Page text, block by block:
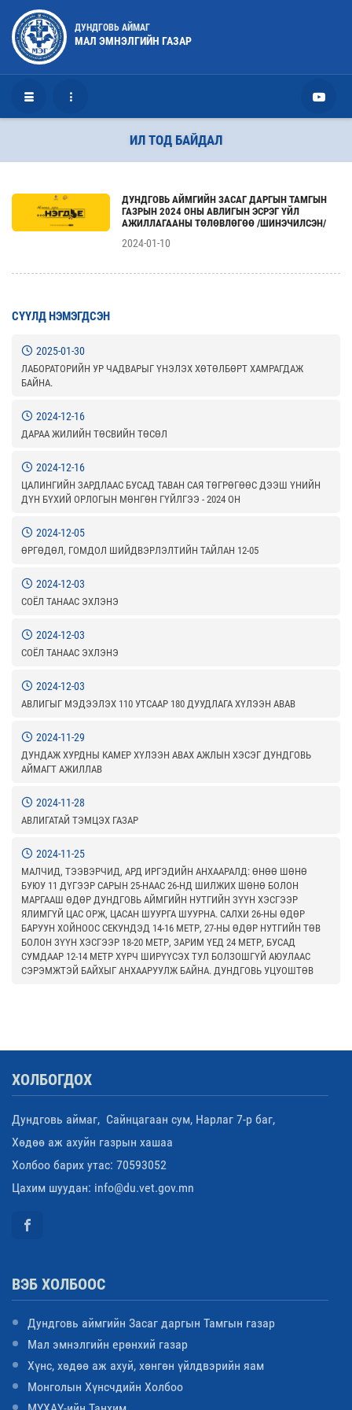
ДУНДГОВЬ АЙМАГ
МАЛ ЭМНЭЛГИЙН ГАЗАР
ИЛ ТОД БАЙДАЛ
ДУНДГОВЬ АЙМГИЙН ЗАСАГ ДАРГЫН ТАМГЫН
ГАЗРЫН 2024 ОНЫ АВЛИГЫН ЭСРЭГ ҮЙЛ
АЖИЛЛАГААНЫ ТӨЛӨВЛӨГӨӨ /ШИНЭЧИЛСЭН/
2024-01-10
СҮҮЛД НЭМЭГДСЭН
2025-01-30
ЛАБОРАТОРИЙН УР ЧАДВАРЫГ ҮНЭЛЭХ ХӨТӨЛБӨРТ ХАМРАГДАЖ
БАЙНА.
2024-12-16
ДАРАА ЖИЛИЙН ТӨСВИЙН ТӨСӨЛ
2024-12-16
ЦАЛИНГИЙН ЗАРДЛААС БУСАД ТАВАН САЯ ТӨГРӨГӨӨС ДЭЭШ ҮНИЙН
ДҮН БҮХИЙ ОРЛОГЫН МӨНГӨН ГҮЙЛГЭЭ - 2024 ОН
2024-12-05
ӨРГӨДӨЛ, ГОМДОЛ ШИЙДВЭРЛЭЛТИЙН ТАЙЛАН 12-05
2024-12-03
СОЁЛ ТАНААС ЭХЛЭНЭ
2024-12-03
СОЁЛ ТАНААС ЭХЛЭНЭ
2024-12-03
АВЛИГЫГ МЭДЭЭЛЭХ 110 УТСААР 180 ДУУДЛАГА ХҮЛЭЭН АВАВ
2024-11-29
ДУНДАЖ ХУРДНЫ КАМЕР ХҮЛЭЭН АВАХ АЖЛЫН ХЭСЭГ ДУНДГОВЬ
АЙМАГТ АЖИЛЛАВ
2024-11-28
АВЛИГАТАЙ ТЭМЦЭХ ГАЗАР
2024-11-25
МАЛЧИД, ТЭЭВЭРЧИД, АРД ИРГЭДИЙН АНХААРАЛД: ӨНӨӨ ШӨНӨ
БУЮУ 11 ДҮГЭЭР САРЫН 25-НААС 26-НД ШИЛЖИХ ШӨНӨ БОЛОН
МАРГААШ ӨДӨР ДУНДГОВЬ АЙМГИЙН НУТГИЙН ЗҮҮН ХЭСГЭЭР
ЯЛИМГҮЙ ЦАС ОРЖ, ЦАСАН ШУУРГА ШУУРНА. САЛХИ 26-НЫ ӨДӨР
БАРУУН ХОЙНООС СЕКУНДЭД 14-16 МЕТР, 27-НЫ ӨДӨР НУТГИЙН ТӨВ
БОЛОН ЗҮҮН ХЭСГЭЭР 18-20 МЕТР, ЗАРИМ ҮЕД 24 МЕТР, БУСАД
СУМДААР 12-14 МЕТР ХҮРЧ ШИРҮҮСЭХ ТУЛ БОЛЗОШГҮЙ АЮУЛААС
СЭРЭМЖТЭЙ БАЙХЫГ АНХААРУУЛЖ БАЙНА. ДУНДГОВЬ УЦУОШТӨВ
ХОЛБОГДОХ
Дундговь аймаг, Сайнцагаан сум, Нарлаг 7-р баг,
Хөдөө аж ахуйн газрын хашаа
Холбоо барих утас: 70593052
Цахим шуудан: info@du.vet.gov.mn
ВЭБ ХОЛБООС
Дундговь аймгийн Засаг даргын Тамгын газар
Мал эмнэлгийн ерөнхий газар
Хүнс, хөдөө аж ахуй, хөнгөн үйлдвэрийн яам
Монголын Хүнсчдийн Холбоо